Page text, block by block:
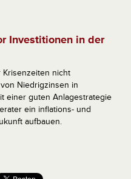
Investitionen in der
Krisenzeiten nicht
Niedrigzinsen in
einer guten Anlagestrategie
ein inflations- und
aufbauen.